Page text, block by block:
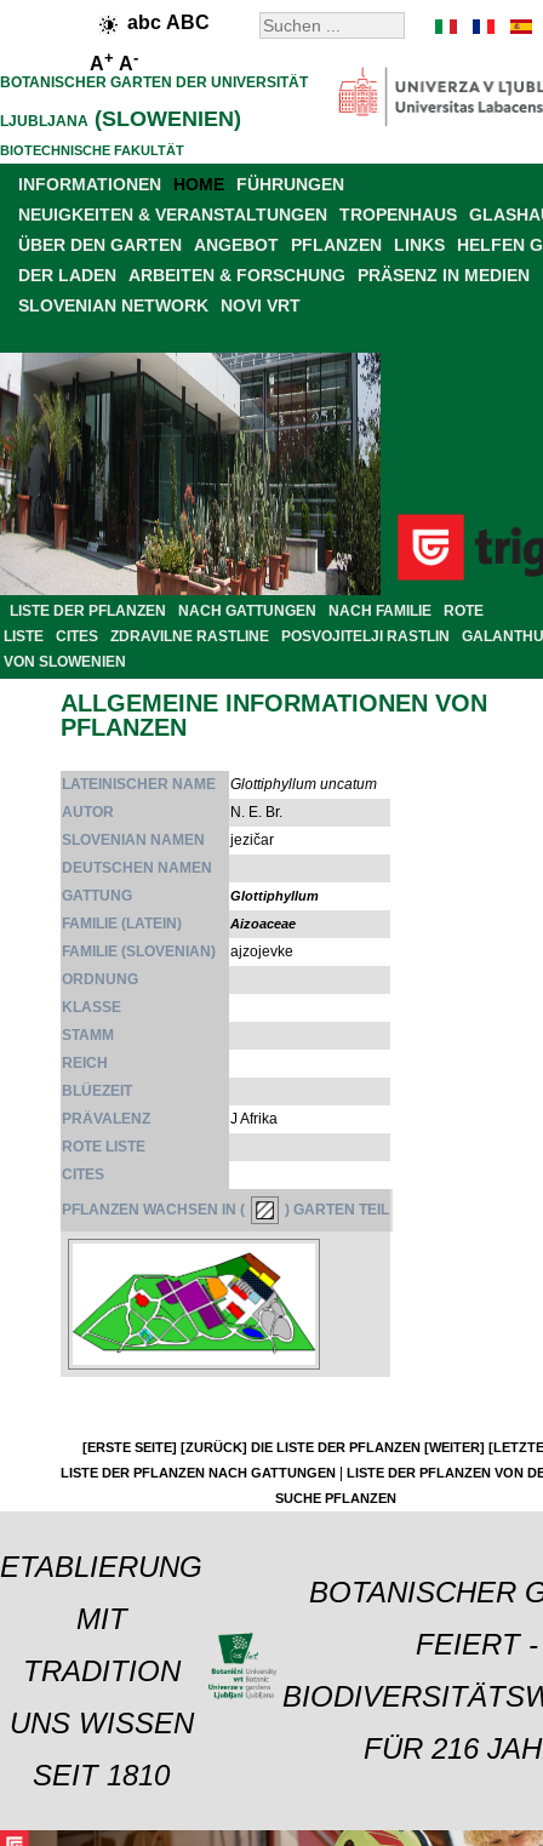
abc ABC
A+ A-
BOTANISCHER GARTEN DER UNIVERSITÄT
LJUBLJANA (SLOWENIEN)
BIOTECHNISCHE FAKULTÄT
INFORMATIONEN HOME
FÜHRUNGEN
NEUIGKEITEN & VERANSTALTUNGEN
TROPENHAUS
ÜBER DEN GARTEN
ANGEBOT PFLANZEN LINKS
HELFEN
DER LADEN
ARBEITEN & FORSCHUNG
PRÄSENZ IN MEDIEN
SLOVENIAN NETWORK
NOVI VRT
LISTE DER PFLANZEN NACH GATTUNGEN NACH FAMILIE
ROTE
LISTE
CITES ZDRAVILNE RASTLINE POSVOJITELJI RASTLIN
VON SLOWENIEN
ALLGEMEINE INFORMATIONEN VON
PFLANZEN
LATEINISCHER NAME
Glottiphyllum uncatum
AUTOR
N. E. Br.
SLOVENIAN NAMEN
jezičar
DEUTSCHEN NAMEN
GATTUNG
Glottiphyllum
FAMILIE (LATEIN) Aizoaceae
FAMILIE (SLOVENIAN)
ajzojevke
ORDNUNG
KLASSE
STAMM
REICH
BLÜEZEIT
PRÄVALENZ
J Afrika
ROTE LISTE
CITES
PFLANZEN WACHSEN IN ( ) GARTEN TEIL
[ERSTE SEITE] [ZURÜCK] DIE LISTE DER PFLANZEN [WEITER]
LISTE DER PFLANZEN NACH GATTUNGEN
LISTE DER PFLANZEN VON
SUCHE PFLANZEN
ETABLIERUNG
MIT
TRADITION
UNS WISSEN
SEIT 1810
BOTANISCHER
FEIERT -
FÜR 216